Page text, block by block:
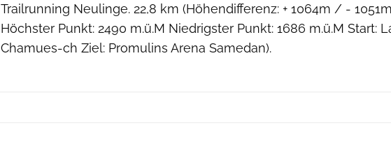
Trailrunning Neulinge. 22,8 km (Höhendifferenz: + 1064m / - 1051m
Höchster Punkt: 2490 m.ü.M Niedrigster Punkt: 1686 m.ü.M Start:
Chamues-ch Ziel: Promulins Arena Samedan).